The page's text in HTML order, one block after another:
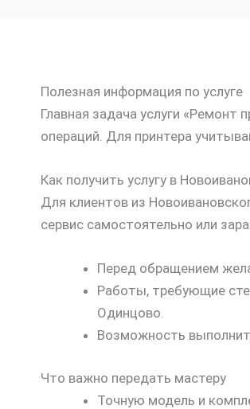
Полезная информация по услуге
Главная задача услуги
операций. Для принтера
Как получить услугу в
Для клиентов из
сервис самостоятельно или
Перед обращением
Работы, требующие
Одинцово.
Возможность
Что важно передать мастеру
Точную модель и